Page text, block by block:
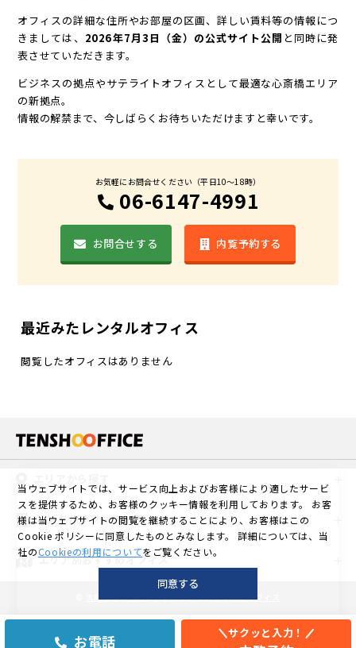
お電話 サクッと入力！
オフィスの詳細な住所やお部屋の区画、詳しい賃料等の情報につ
きましては、 2026年7月3日（金）の公式サイト公開 と同時に発
表させていただきます。
ビジネスの拠点やサテライトオフィスとして最適な心斎橋エリア
の新拠点。
情報の解禁まで、今しばらくお待ちいただけますと幸いです。
お気軽にお問合せください（平日10〜18時）
06-6147-4991
お問合せする 内覧予約する
最近みたレンタルオフィス
閲覧したオフィスはありません
レンタルオフィス一覧
エリア別おすすめオフィス
大阪の格安個室レンタルオフィスなら天翔オフィス
当ウェブサイトでは、サービス向上およびお客様により適したサービ
スを提供するため、お客様のクッキー情報を利用しております。
お客
様は当ウェブサイトの閲覧を継続することにより、お客様はこの
Cookie ポリシーに同意したものとみなします。
詳細については、当
社のCookieの利用についてをご覧ください。
同意する